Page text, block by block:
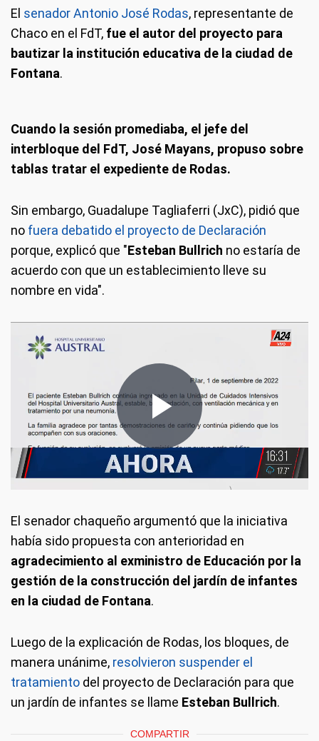
El senador Antonio José Rodas, representante de
Chaco en el FdT, fue el autor del proyecto para
bautizar la institución educativa de la ciudad de
Fontana.
Cuando la sesión promediaba, el jefe del
interbloque del FdT, José Mayans, propuso sobre
tablas tratar el expediente de Rodas.
Sin embargo, Guadalupe Tagliaferri (JxC), pidió que
no fuera debatido el proyecto de Declaración
porque, explicó que "Esteban Bullrich no estaría de
acuerdo con que un establecimiento lleve su
nombre en vida".
El senador chaqueño argumentó que la iniciativa
había sido propuesta con anterioridad en
agradecimiento al exministro de Educación por la
gestión de la construcción del jardín de infantes
en la ciudad de Fontana.
Luego de la explicación de Rodas, los bloques, de
manera unánime, resolvieron suspender el
tratamiento del proyecto de Declaración para que
un jardín de infantes se llame Esteban Bullrich.
COMPARTIR